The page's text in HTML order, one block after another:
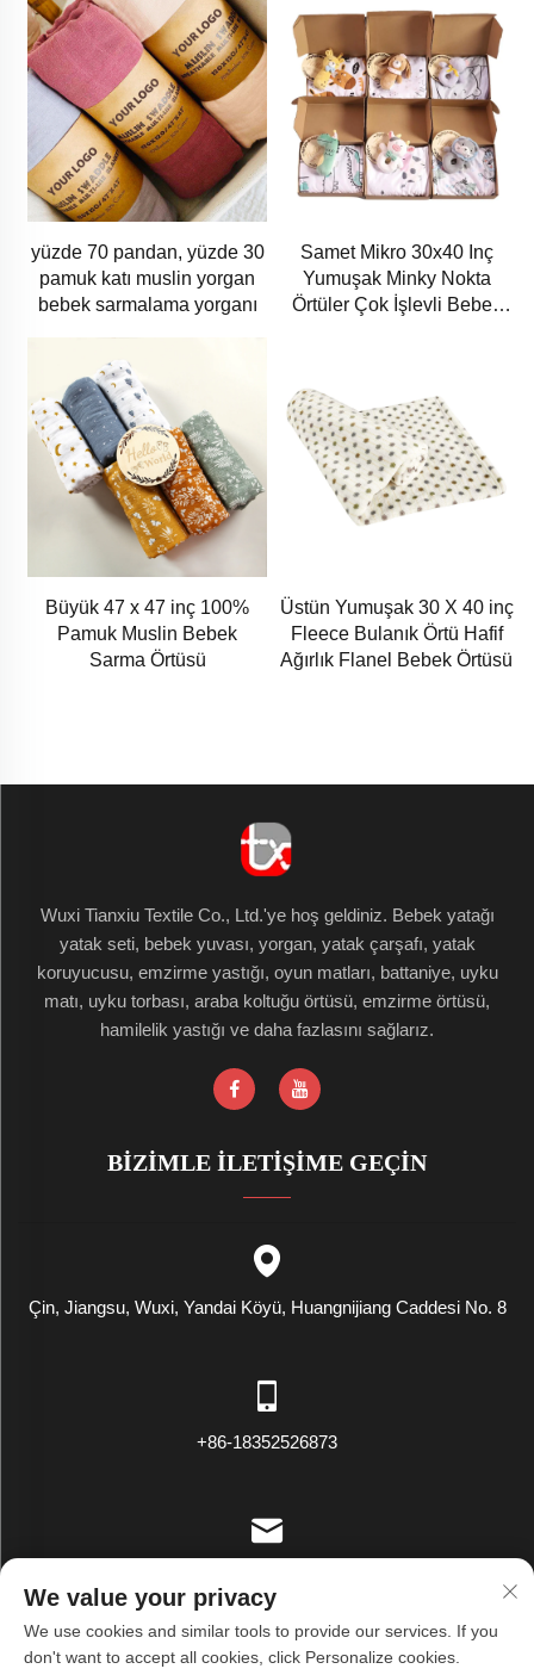
yüzde 70 pandan, yüzde 30
pamuk katı muslin yorgan
bebek sarmalama yorganı
Samet Mikro 30x40 Inç
Yumuşak Minky Nokta
Örtüler Çok İşlevli Bebek
Büyük 47 x 47 inç 100%
Pamuk Muslin Bebek
Sarma Örtüsü
Üstün Yumuşak 30 X 40 inç
Fleece Bulanık Örtü Hafif
Ağırlık Flanel Bebek Örtüsü
Wuxi Tianxiu Textile Co., Ltd.'ye hoş geldiniz. Bebek yatağı
yatak seti, bebek yuvası, yorgan, yatak çarşafı, yatak
koruyucusu, emzirme yastığı, oyun matları, battaniye, uyku
matı, uyku torbası, araba koltuğu örtüsü, emzirme örtüsü,
hamilelik yastığı ve daha fazlasını sağlarız.
BIZIMLE İLETIŞIME GEÇIN
Çin, Jiangsu, Wuxi, Yandai Köyü, Huangnijiang Caddesi No. 8
+86-18352526873
We value your privacy
We use cookies and similar tools to provide our services. If you
don't want to accept all cookies, click Personalize cookies.